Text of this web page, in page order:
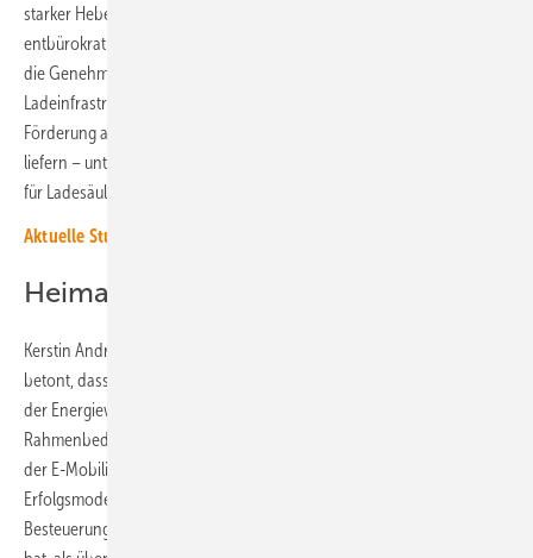
starker Hebel ist auch der Ausbau der Ladeinfrastruktur. Diese müsse
entbürokratisiert werden. Es müsse die Flächenkulisse erweitert und
die Genehmigungspraxis entschlackt werden. Auch beim Ausbau der
Ladeinfrastruktur spricht sich der Verband gegen eine staatliche
Förderung aus. Hier könne der freie Wettbewerb schneller uns besser
liefern – unter anderem auch mit Blick auf die geeigneten Standorte
für Ladesäulen.
Aktuelle Studie: E-Autofahrer wollen überall laden können
Heimatmarkt stärken
Kerstin Andreae, Vorsitzende der BDEW-Hauptgeschäftsführung,
betont, dass sich die Unternehmen – sowohl der Automobil- als auch
der Energiewirtschaft – weiterhin auf die staatlichen
Rahmenbedingungen verlassen können müssen, die einen Hochlauf
der E-Mobilität unterstützen. „Wir sollten uns eher an einem
Erfolgsmodell wie Norwegen orientieren, das über die gezielte
Besteuerung die Attraktivität von E-Fahrzeugen nachhaltig gestärkt